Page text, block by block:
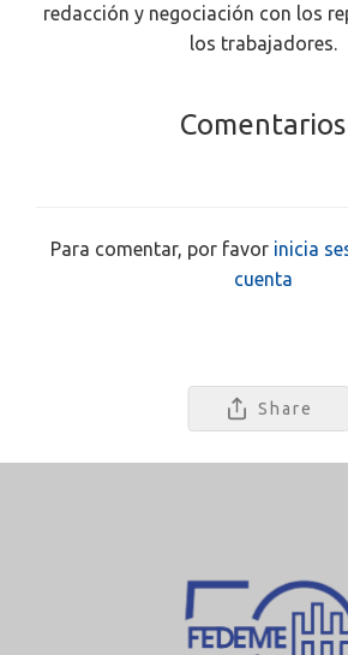
redacción y negociación con los
los trabajadores.
Comentarios
Para comentar, por favor inicia
cuenta
Share